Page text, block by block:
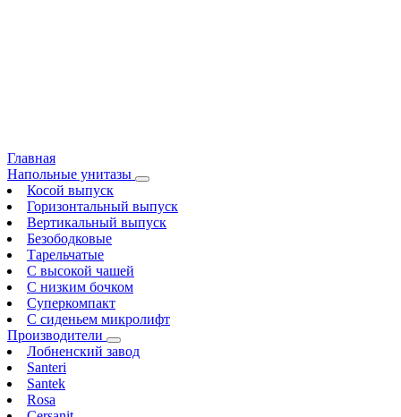
Главная
Напольные унитазы
Косой выпуск
Горизонтальный выпуск
Вертикальный выпуск
Безободковые
Тарельчатые
С высокой чашей
С низким бочком
Суперкомпакт
С сиденьем микролифт
Производители
Лобненский завод
Santeri
Santek
Rosa